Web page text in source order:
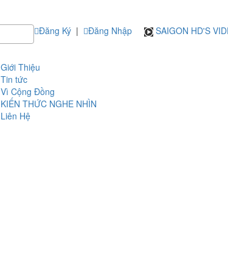
Đăng Ký | Đăng Nhập SAIGON HD'S
Giới Thiệu
Tin tức
Vì Cộng Đồng
KIẾN THỨC NGHE NHÌN
Liên Hệ